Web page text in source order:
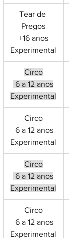
Tear de
Pregos
+16 anos
Experimental
Circo
6 a 12 anos
Experimental
Circo
6 a 12 anos
Experimental
Circo
6 a 12 anos
Experimental
Circo
6 a 12 anos
Experimental